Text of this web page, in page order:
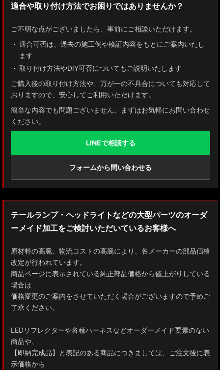
適合や取り付け方法でお困りではありませんか？
ご不明な点がございましたら、事前にご相談いただけます。
適合可否は、過去の施工例や検証内容をもとにご案内いたし
ます
取り付け方法やDIY可否についてもご説明いたします
ご購入後の取り付け方法や、万が一の不具合についても対応して
おりますので、安心してご利用いただけます。
簡単な内容でも問題ございません。まずはお気軽にお問い合わせ
ください。
LINEで相談する
フォームから問い合わせる
テールランプ・ヘッドライトなどの大型パーツのオーダ
ーメイド加工をご検討いただいているお客様へ
原材料の高騰、物流コストの高騰により、各メーカーの部品価格
改定が行われています。
商品ページに表示されている純正部品価格から値上がりしている
場合は
価格変更のご案内をさせていただく場合がございますので予めご
了承ください。
LEDリフレクターや各種ハーネスなどオーダーメイド要素のない
商品や、
【即納完成品】と表記のある商品につきましては、ご注文後に表
示価格から